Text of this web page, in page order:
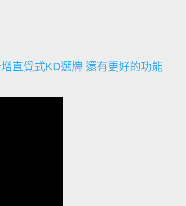
直覺式KD選牌 還有更好的功能